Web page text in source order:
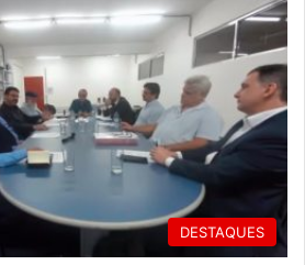
DESTAQUES